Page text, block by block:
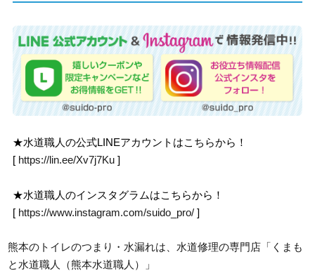
★水道職人の公式LINEアカウントはこちらから！
[ https://lin.ee/Xv7j7Ku ]
★水道職人のインスタグラムはこちらから！
[ https://www.instagram.com/suido_pro/ ]
熊本のトイレのつまり・水漏れは、水道修理の専門店「くまも
と水道職人（熊本水道職人）」